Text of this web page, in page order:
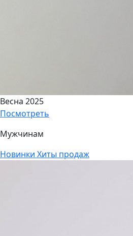
Весна 2025
Посмотреть
Мужчинам
Новинки Хиты продаж